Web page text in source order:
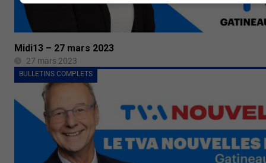
Midi13 – 27 mars 2023
27 mars 2023
BULLETINS COMPLETS